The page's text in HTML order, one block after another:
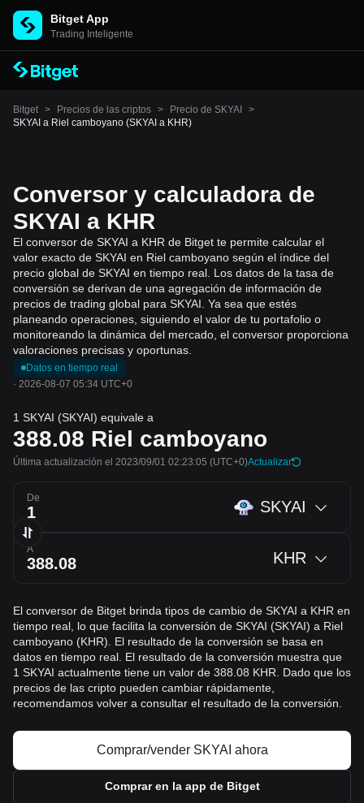
Bitget App
Trading Inteligente
Bitget > Precios de las criptos > Precio de SKYAI
>
SKYAI a Riel camboyano (SKYAI a KHR)
Conversor y calculadora de
SKYAI a KHR
El conversor de SKYAI a KHR de Bitget te permite calcular el
valor exacto de SKYAI en Riel camboyano según el índice del
precio global de SKYAI en tiempo real. Los datos de la tasa de
conversión se derivan de una agregación de información de
precios de trading global para SKYAI. Ya sea que estés
planeando operaciones, siguiendo el valor de tu portafolio o
monitoreando la dinámica del mercado, el conversor proporciona
valoraciones precisas y oportunas.
Datos en tiempo real
· 2026-08-07 05:34 UTC+0
1 SKYAI (SKYAI) equivale a
388.08 Riel camboyano
Última actualización el 2023/09/01 02:23:05 (UTC+0)Actualizar
De SKYAI
A KHR
El conversor de Bitget brinda tipos de cambio de SKYAI a KHR en
tiempo real, lo que facilita la conversión de SKYAI (SKYAI) a Riel
camboyano (KHR). El resultado de la conversión se basa en
datos en tiempo real. El resultado de la conversión muestra que
1 SKYAI actualmente tiene un valor de 388.08 KHR. Dado que los
precios de las cripto pueden cambiar rápidamente,
recomendamos volver a consultar el resultado de la conversión.
Comprar/vender SKYAI ahora
Comprar en la app de Bitget